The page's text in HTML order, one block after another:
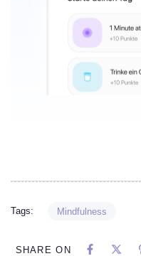
Tags: Mindfulness
SHARE ON